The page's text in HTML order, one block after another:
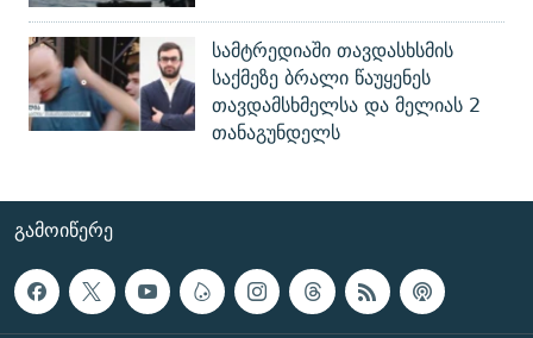
სამტრედიაში თავდასხსმის
საქმეზე ბრალი წაუყენეს
თავდამსხმელსა და მელიას 2
თანაგუნდელს
ᲒᲐᲛᲝᲘᲬᲔᲠᲔ